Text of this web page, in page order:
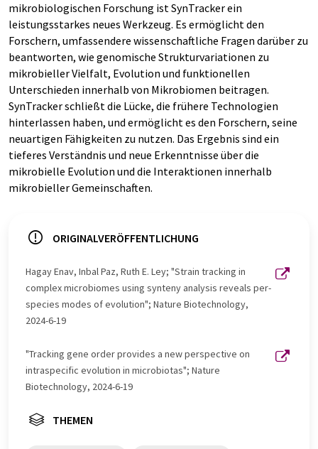
mikrobiologischen Forschung ist SynTracker ein
leistungsstarkes neues Werkzeug. Es ermöglicht den
Forschern, umfassendere wissenschaftliche Fragen darüber zu
beantworten, wie genomische Strukturvariationen zu
mikrobieller Vielfalt, Evolution und funktionellen
Unterschieden innerhalb von Mikrobiomen beitragen.
SynTracker schließt die Lücke, die frühere Technologien
hinterlassen haben, und ermöglicht es den Forschern, seine
neuartigen Fähigkeiten zu nutzen. Das Ergebnis sind ein
tieferes Verständnis und neue Erkenntnisse über die
mikrobielle Evolution und die Interaktionen innerhalb
mikrobieller Gemeinschaften.
ORIGINALVERÖFFENTLICHUNG
Hagay Enav, Inbal Paz, Ruth E. Ley; "Strain tracking in
complex microbiomes using synteny analysis reveals per-
species modes of evolution"; Nature Biotechnology,
2024-6-19
"Tracking gene order provides a new perspective on
intraspecific evolution in microbiotas"; Nature
Biotechnology, 2024-6-19
THEMEN